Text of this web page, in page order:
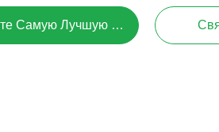
Самую Лучшую Цену